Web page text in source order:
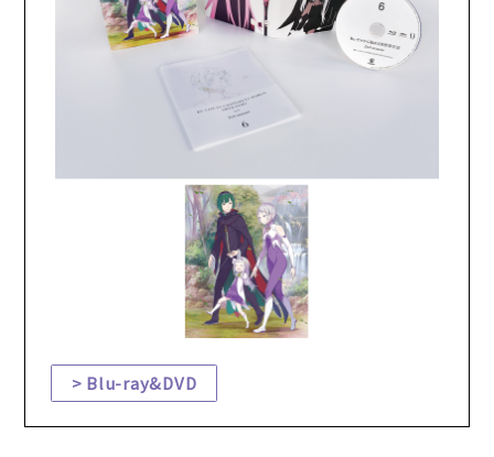
Blu-ray&DVD